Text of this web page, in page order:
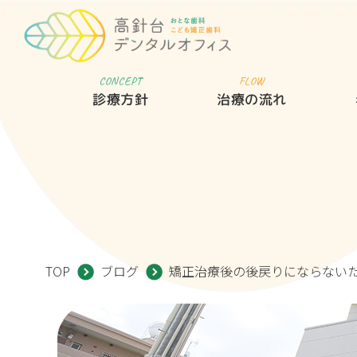
CONCEPT
診療方針
FLOW
治療の流れ
TOP ブログ 矯正治療後の後戻りにならない